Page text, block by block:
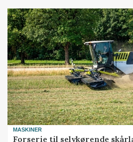
MASKINER
Forserie til selvkørende